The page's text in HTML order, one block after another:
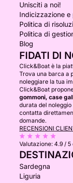
Unisciti a noi!
Indicizzazione e
Politica di
Politica di
Blog
FIDATI DI
Click&Boat è la
Trova una barca a
noleggiare la tua
Click&Boat
gommoni, case
durata del
contatta
domande.
RECENSIONI
Valutazione: 4.9 / 5
Sardegna
Liguria